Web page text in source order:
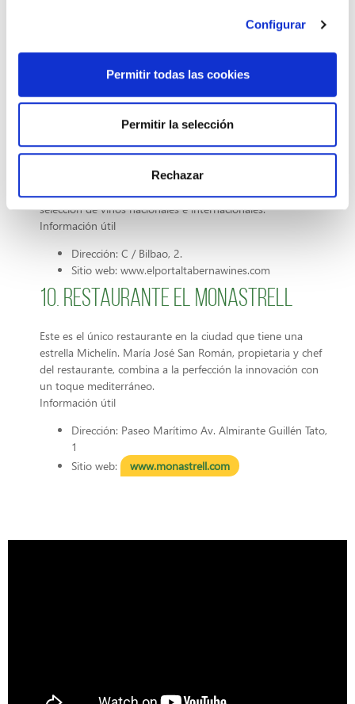
Configurar
Permitir todas las cookies
Permitir la selección
Rechazar
9. El Portal Taberna & Vinos
El Portal Taberna and Wines es un restaurante, un tapas-bar
y un bar de cócteles. En un ambiente informal, El Portal
selección de vinos nacionales e internacionales.
Información útil
Dirección: C / Bilbao, 2.
Sitio web: www.elportaltabernawines.com
10. Restaurante El Monastrell
Este es el único restaurante en la ciudad que tiene una
estrella Michelín. María José San Román, propietaria y chef
del restaurante, combina a la perfección la innovación con
un toque mediterráneo.
Información útil
Dirección: Paseo Marítimo Av. Almirante Guillén Tato,
1
Sitio web:
www.monastrell.com